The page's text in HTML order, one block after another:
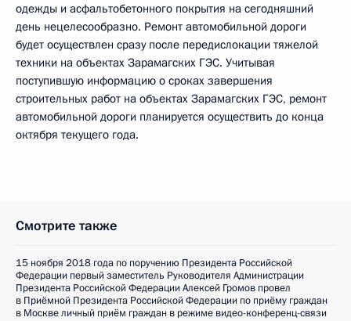
одежды и асфальтобетонного покрытия на сегодняшний
день нецелесообразно. Ремонт автомобильной дороги
будет осуществлен сразу после передислокации тяжелой
техники на объектах Зарамагских ГЭС. Учитывая
поступившую информацию о сроках завершения
строительных работ на объектах Зарамагских ГЭС, ремонт
автомобильной дороги планируется осуществить до конца
октября текущего года.
Смотрите также
15 ноября 2018 года по поручению Президента Российской
Федерации первый заместитель Руководителя Администрации
Президента Российской Федерации Алексей Громов провел
в Приёмной Президента Российской Федерации по приёму граждан
в Москве личный приём граждан в режиме видео-конференц-связи